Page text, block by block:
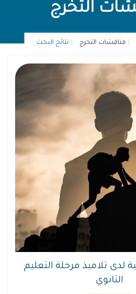
التخرج
مناقشات التخرج نتائج البحث
لدى تلاميذ مرحلة التعليم
الثانوي